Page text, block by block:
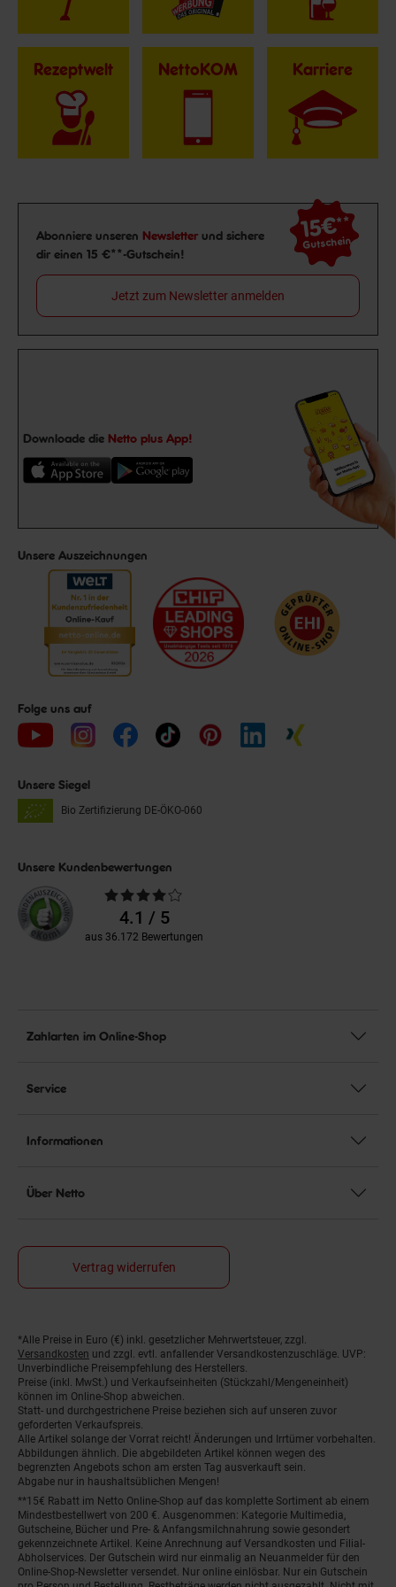
Rezeptwelt NettoKOM Karriere
Newsletter Anmeldung
Abonniere unseren Newsletter und sichere
dir einen 15 €**-Gutschein!
15€**
Gutschein
Jetzt zum Newsletter anmelden
Downloade die Netto plus App!
Unsere Auszeichnungen
Folge uns auf
Unsere Siegel
Bio Zertifizierung DE-ÖKO-060
Unsere Kundenbewertungen
Durchschnittliche
Bewertungen4.1 / 5
aus 36.172 Bewertungen
Zahlarten im Online-Shop
Service
Informationen
Über Netto
Vertrag widerrufen
Fußnoten
*Alle Preise in Euro (€) inkl. gesetzlicher Mehrwertsteuer, zzgl.
Versandkosten und zzgl. evtl. anfallender Versandkostenzuschläge. UVP:
Unverbindliche Preisempfehlung des Herstellers.
Preise (inkl. MwSt.) und Verkaufseinheiten (Stückzahl/Mengeneinheit)
können im Online-Shop abweichen.
Statt- und durchgestrichene Preise beziehen sich auf unseren zuvor
geforderten Verkaufspreis.
Alle Artikel solange der Vorrat reicht! Änderungen und Irrtümer vorbehalten.
Abbildungen ähnlich. Die abgebildeten Artikel können wegen des
begrenzten Angebots schon am ersten Tag ausverkauft sein.
Abgabe nur in haushaltsüblichen Mengen!
**15€ Rabatt im Netto Online-Shop auf das komplette Sortiment ab einem
Mindestbestellwert von 200 €. Ausgenommen: Kategorie Multimedia,
Gutscheine, Bücher und Pre- & Anfangsmilchnahrung sowie gesondert
gekennzeichnete Artikel. Keine Anrechnung auf Versandkosten und Filial-
Abholservices. Der Gutschein wird nur einmalig an Neuanmelder für den
Online-Shop-Newsletter versendet. Nur online einlösbar. Nur ein Gutschein